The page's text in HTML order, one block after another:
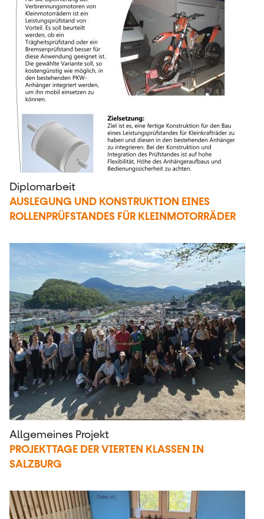
Diplomarbeit
AUSLEGUNG UND KONSTRUKTION EINES
ROLLENPRÜFSTANDES FÜR KLEINMOTORRÄDER
Allgemeines Projekt
PROJEKTTAGE DER VIERTEN KLASSEN IN
SALZBURG